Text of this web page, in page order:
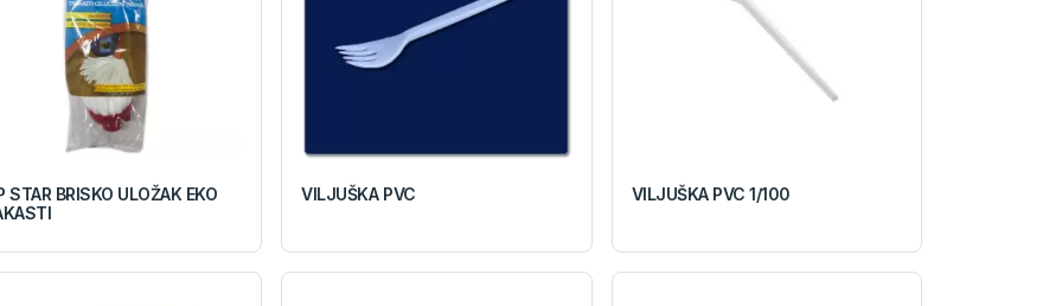
STAR BRISKO ULOŽAK EKO
VILJUŠKA PVC VILJUŠKA PVC 1/100